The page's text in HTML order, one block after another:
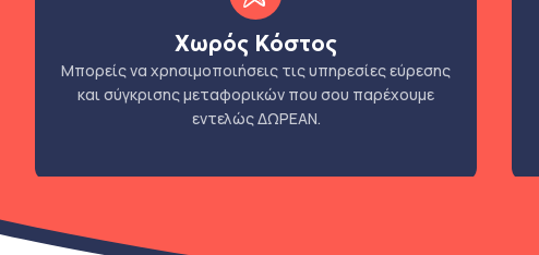
Χωρός Κόστος
Μπορείς να χρησιμοποιήσεις τις υπηρεσίες εύρεσης
και σύγκρισης μεταφορικών που σου παρέχουμε
εντελώς ΔΩΡΕΑΝ.